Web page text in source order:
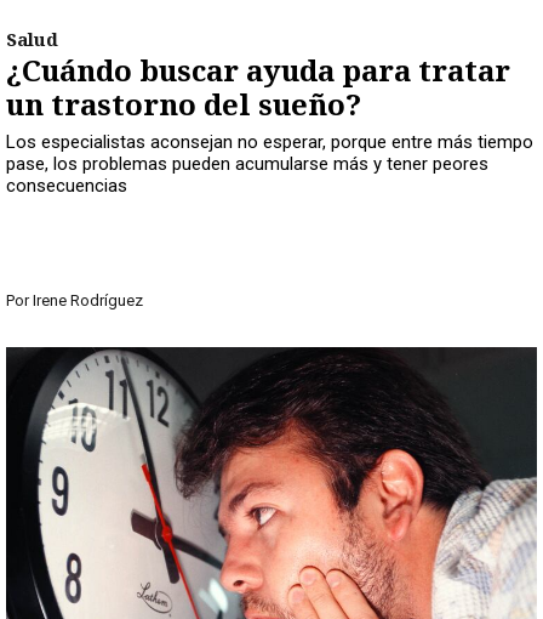
Salud
¿Cuándo buscar ayuda para tratar
un trastorno del sueño?
Los especialistas aconsejan no esperar, porque entre más tiempo
pase, los problemas pueden acumularse más y tener peores
consecuencias
Por Irene Rodríguez